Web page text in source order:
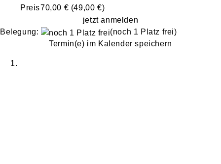
Preis70,00 € (49,00 €)
jetzt anmelden
Belegung:
(noch 1 Platz frei)
Termin(e) im Kalender speichern